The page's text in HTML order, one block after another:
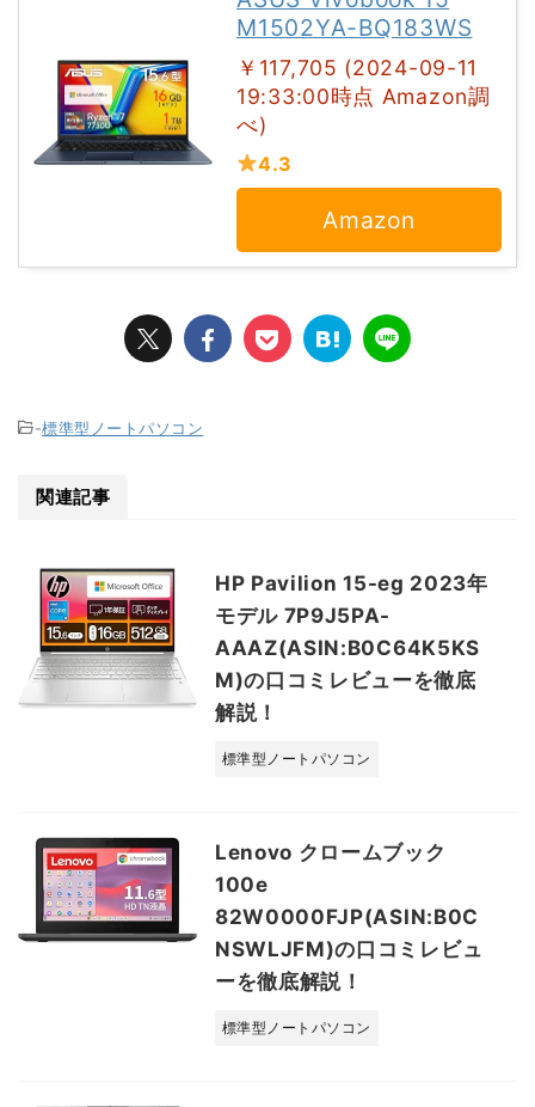
M1502YA-BQ183WS
￥117,705 (2024-09-11
19:33:00時点 Amazon調
べ)
4.3
Amazon
-標準型ノートパソコン
関連記事
HP Pavilion 15-eg 2023年
モデル 7P9J5PA-
AAAZ(ASIN:B0C64K5KS
M)の口コミレビューを徹底
解説！
標準型ノートパソコン
Lenovo クロームブック
100e
82W0000FJP(ASIN:B0C
NSWLJFM)の口コミレビュ
ーを徹底解説！
標準型ノートパソコン